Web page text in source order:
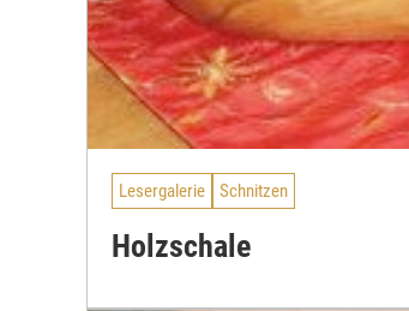
Lesergalerie Schnitzen
Holzschale